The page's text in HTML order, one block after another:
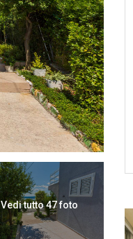
Vedi tutto 47 foto